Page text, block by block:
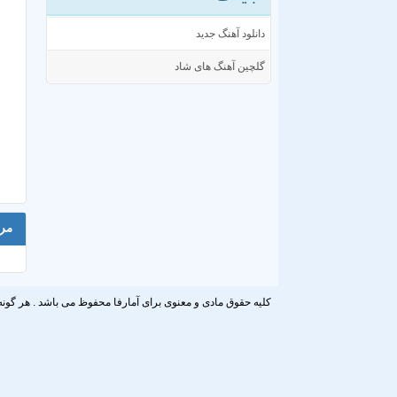
دانلود آهنگ جدید
گلچین آهنگ های شاد
کلیه حقوق مادی و معنوی برای آمارفا محفوظ می باشد . هر